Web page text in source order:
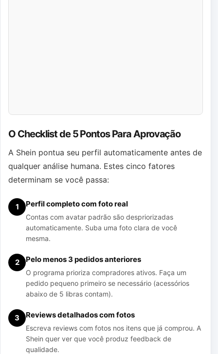
O Checklist de 5 Pontos Para Aprovação
A Shein pontua seu perfil automaticamente antes de
qualquer análise humana. Estes cinco fatores
determinam se você passa:
1 Perfil completo com foto real
Contas com avatar padrão são despriorizadas
automaticamente. Suba uma foto clara de você
mesma.
2 Pelo menos 3 pedidos anteriores
O programa prioriza compradores ativos. Faça um
pedido pequeno primeiro se necessário (acessórios
abaixo de 5 libras contam).
3 Reviews detalhados com fotos
Escreva reviews com fotos nos itens que já comprou. A
Shein quer ver que você produz feedback de
qualidade.